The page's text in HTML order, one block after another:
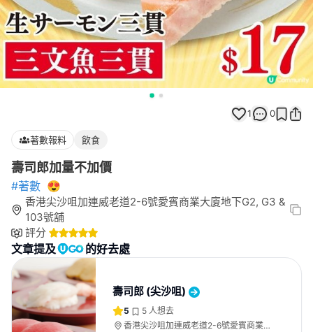
1 0
著數報料 飲食
壽司郎加量不加價
#著數 😍
香港尖沙咀加連威老道2-6號愛賓商業大廈地下G2, G3 &
103號舖
評分
文章提及 的好去處
壽司郎 (尖沙咀)
5 5 人想去
香港尖沙咀加連威老道2-6號愛賓商業大